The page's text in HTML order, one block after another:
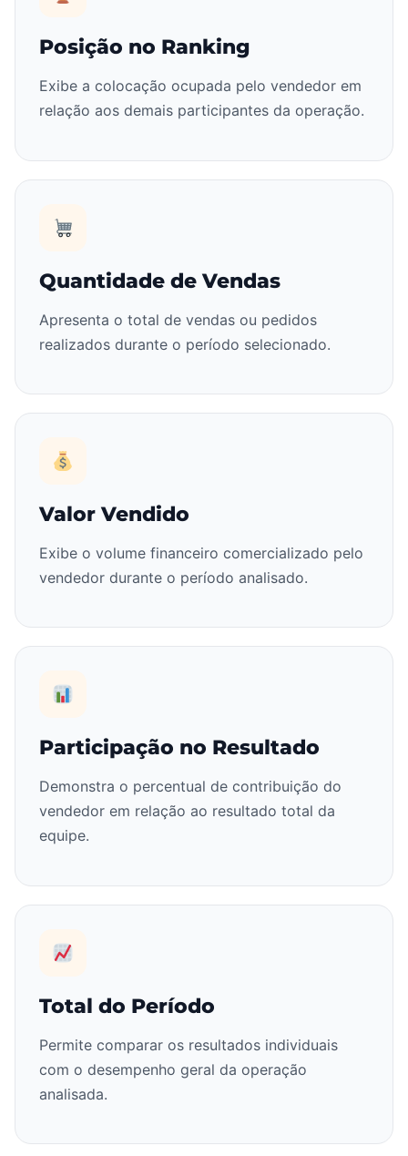
Posição no Ranking
Exibe a colocação ocupada pelo vendedor em
relação aos demais participantes da operação.
Quantidade de Vendas
Apresenta o total de vendas ou pedidos
realizados durante o período selecionado.
Valor Vendido
Exibe o volume financeiro comercializado pelo
vendedor durante o período analisado.
Participação no Resultado
Demonstra o percentual de contribuição do
vendedor em relação ao resultado total da
equipe.
Total do Período
Permite comparar os resultados individuais
com o desempenho geral da operação
analisada.